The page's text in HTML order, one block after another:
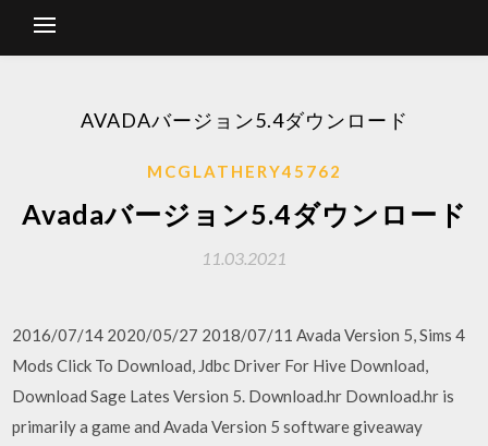
AVADAバージョン5.4ダウンロード
MCGLATHERY45762
Avadaバージョン5.4ダウンロード
11.03.2021
2016/07/14 2020/05/27 2018/07/11 Avada Version 5, Sims 4
Mods Click To Download, Jdbc Driver For Hive Download,
Download Sage Lates Version 5. Download.hr Download.hr is
primarily a game and Avada Version 5 software giveaway